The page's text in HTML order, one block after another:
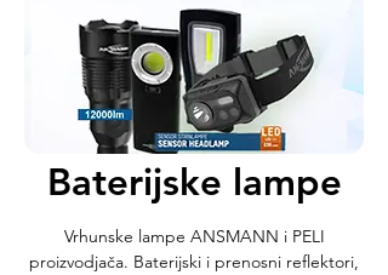
Baterijske lampe
Vrhunske lampe ANSMANN i PELI
proizvodjača. Baterijski i prenosni reflektori,